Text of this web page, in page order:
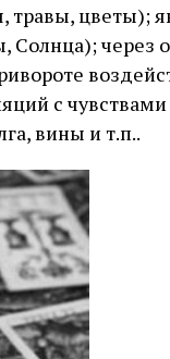
травы, цветы);
Солнца);
с
вины и т.п..